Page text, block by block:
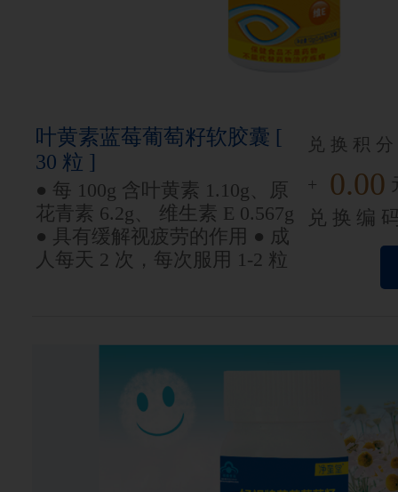
叶黄素蓝莓葡萄籽软胶囊 [
30 粒 ]
● 每 100g 含叶黄素 1.10g、原
花青素 6.2g、 维生素 E 0.567g
● 具有缓解视疲劳的作用 ● 成
人每天 2 次，每次服用 1-2 粒
兑换积
+ 0.00
兑换编